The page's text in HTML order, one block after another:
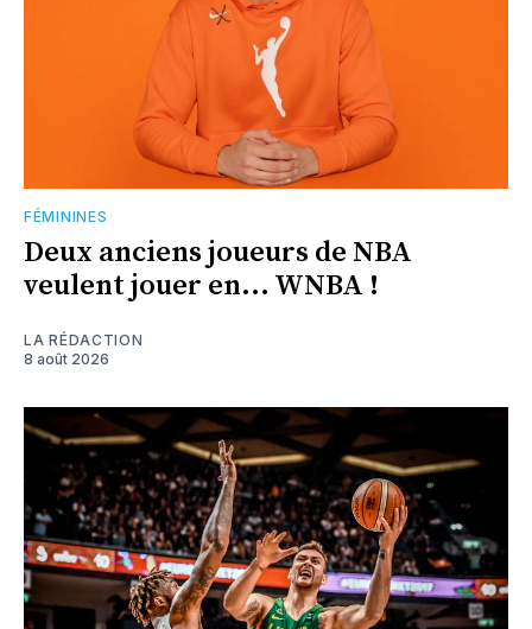
FÉMININES
Deux anciens joueurs de NBA
veulent jouer en... WNBA !
LA RÉDACTION
8 août 2026